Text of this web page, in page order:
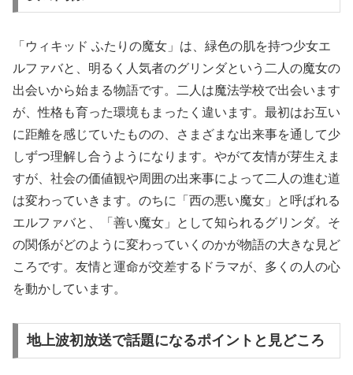
「ウィキッド ふたりの魔女」は、緑色の肌を持つ少女エ
ルファバと、明るく人気者のグリンダという二人の魔女の
出会いから始まる物語です。二人は魔法学校で出会います
が、性格も育った環境もまったく違います。最初はお互い
に距離を感じていたものの、さまざまな出来事を通して少
しずつ理解し合うようになります。やがて友情が芽生えま
すが、社会の価値観や周囲の出来事によって二人の進む道
は変わっていきます。のちに「西の悪い魔女」と呼ばれる
エルファバと、「善い魔女」として知られるグリンダ。そ
の関係がどのように変わっていくのかが物語の大きな見ど
ころです。友情と運命が交差するドラマが、多くの人の心
を動かしています。
地上波初放送で話題になるポイントと見どころ